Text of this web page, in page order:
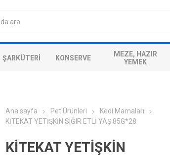
ŞARKÜTERI KONSERVE
MEZE, HAZIR
YEMEK
Ana sayfa Pet Ürünleri
Kedi Mamaları
KİTEKAT YETİŞKİN SIĞIR ETLİ YAŞ 85G*28
KİTEKAT YETİŞKİN